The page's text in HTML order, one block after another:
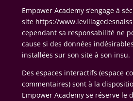
Empower Academy s’engage à
site https://
cependant sa responsabilité ne
cause si des données
installées sur son site à son insu.
Des espaces interactifs (espace
commentaires) sont à la
Empower Academy se réserve le